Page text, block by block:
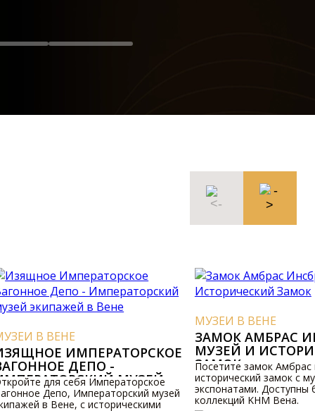
АМБРАС ИНСБРУК
И ИСТОРИЧЕСКИЙ
замок Амбрас в Инсбруке,
замок с музейными
Доступны билеты; часть
KHM Вена.
МУЗЕЙ МИРА
SAM
Исследуйте Музей
SaM, расположенный
билеты и информацию
этого известного
учреждения,
Вене